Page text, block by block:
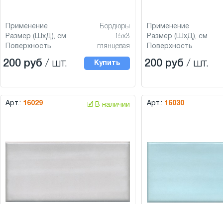
Применение
Бордюры
Размер (ШхД), см
15x3
Поверхность
глянцевая
200 руб / шт. Купить
Применение
Размер (ШхД), см
Поверхность
200 руб / шт.
Арт.: 16029 🗹 В наличии Арт.: 16030